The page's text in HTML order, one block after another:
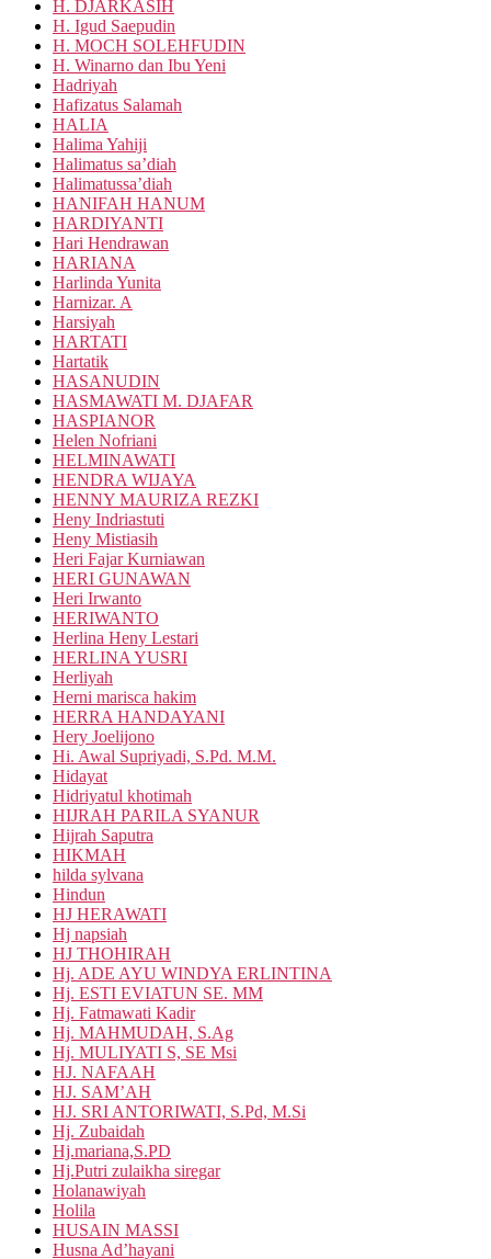
H. DJARKASIH
H. Igud Saepudin
H. MOCH SOLEHFUDIN
H. Winarno dan Ibu Yeni
Hadriyah
Hafizatus Salamah
HALIA
Halima Yahiji
Halimatus sa’diah
Halimatussa’diah
HANIFAH HANUM
HARDIYANTI
Hari Hendrawan
HARIANA
Harlinda Yunita
Harnizar. A
Harsiyah
HARTATI
Hartatik
HASANUDIN
HASMAWATI M. DJAFAR
HASPIANOR
Helen Nofriani
HELMINAWATI
HENDRA WIJAYA
HENNY MAURIZA REZKI
Heny Indriastuti
Heny Mistiasih
Heri Fajar Kurniawan
HERI GUNAWAN
Heri Irwanto
HERIWANTO
Herlina Heny Lestari
HERLINA YUSRI
Herliyah
Herni marisca hakim
HERRA HANDAYANI
Hery Joelijono
Hi. Awal Supriyadi, S.Pd. M.M.
Hidayat
Hidriyatul khotimah
HIJRAH PARILA SYANUR
Hijrah Saputra
HIKMAH
hilda sylvana
Hindun
HJ HERAWATI
Hj napsiah
HJ THOHIRAH
Hj. ADE AYU WINDYA ERLINTINA
Hj. ESTI EVIATUN SE. MM
Hj. Fatmawati Kadir
Hj. MAHMUDAH, S.Ag
Hj. MULIYATI S, SE Msi
HJ. NAFAAH
HJ. SAM’AH
HJ. SRI ANTORIWATI, S.Pd, M.Si
Hj. Zubaidah
Hj.mariana,S.PD
Hj.Putri zulaikha siregar
Holanawiyah
Holila
HUSAIN MASSI
Husna Ad’hayani